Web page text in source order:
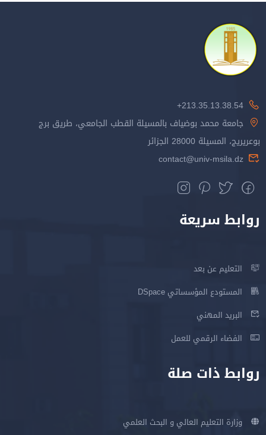
213.35.13.38.54+
جامعة محمد بوضياف بالمسيلة القطب الجامعي، طريق برج
بوعريريج، المسيلة 28000 الجزائر
contact@univ-msila.dz
روابط سريعة
التعليم عن بعد
المستودع المؤسساتي DSpace
البريد المهني
الفضاء الرقمي للعمل
روابط ذات صلة
وزارة التعليم العالي و البحث العلمي